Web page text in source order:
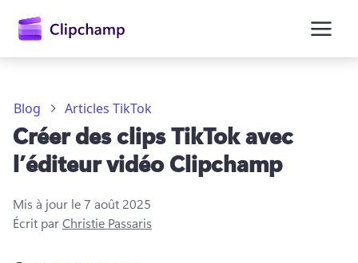
principal
Blog Articles TikTok
Créer des clips TikTok avec
l’éditeur vidéo Clipchamp
Mis à jour le7 août 2025
Écrit parChristie Passaris